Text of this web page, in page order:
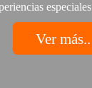
Ver más..